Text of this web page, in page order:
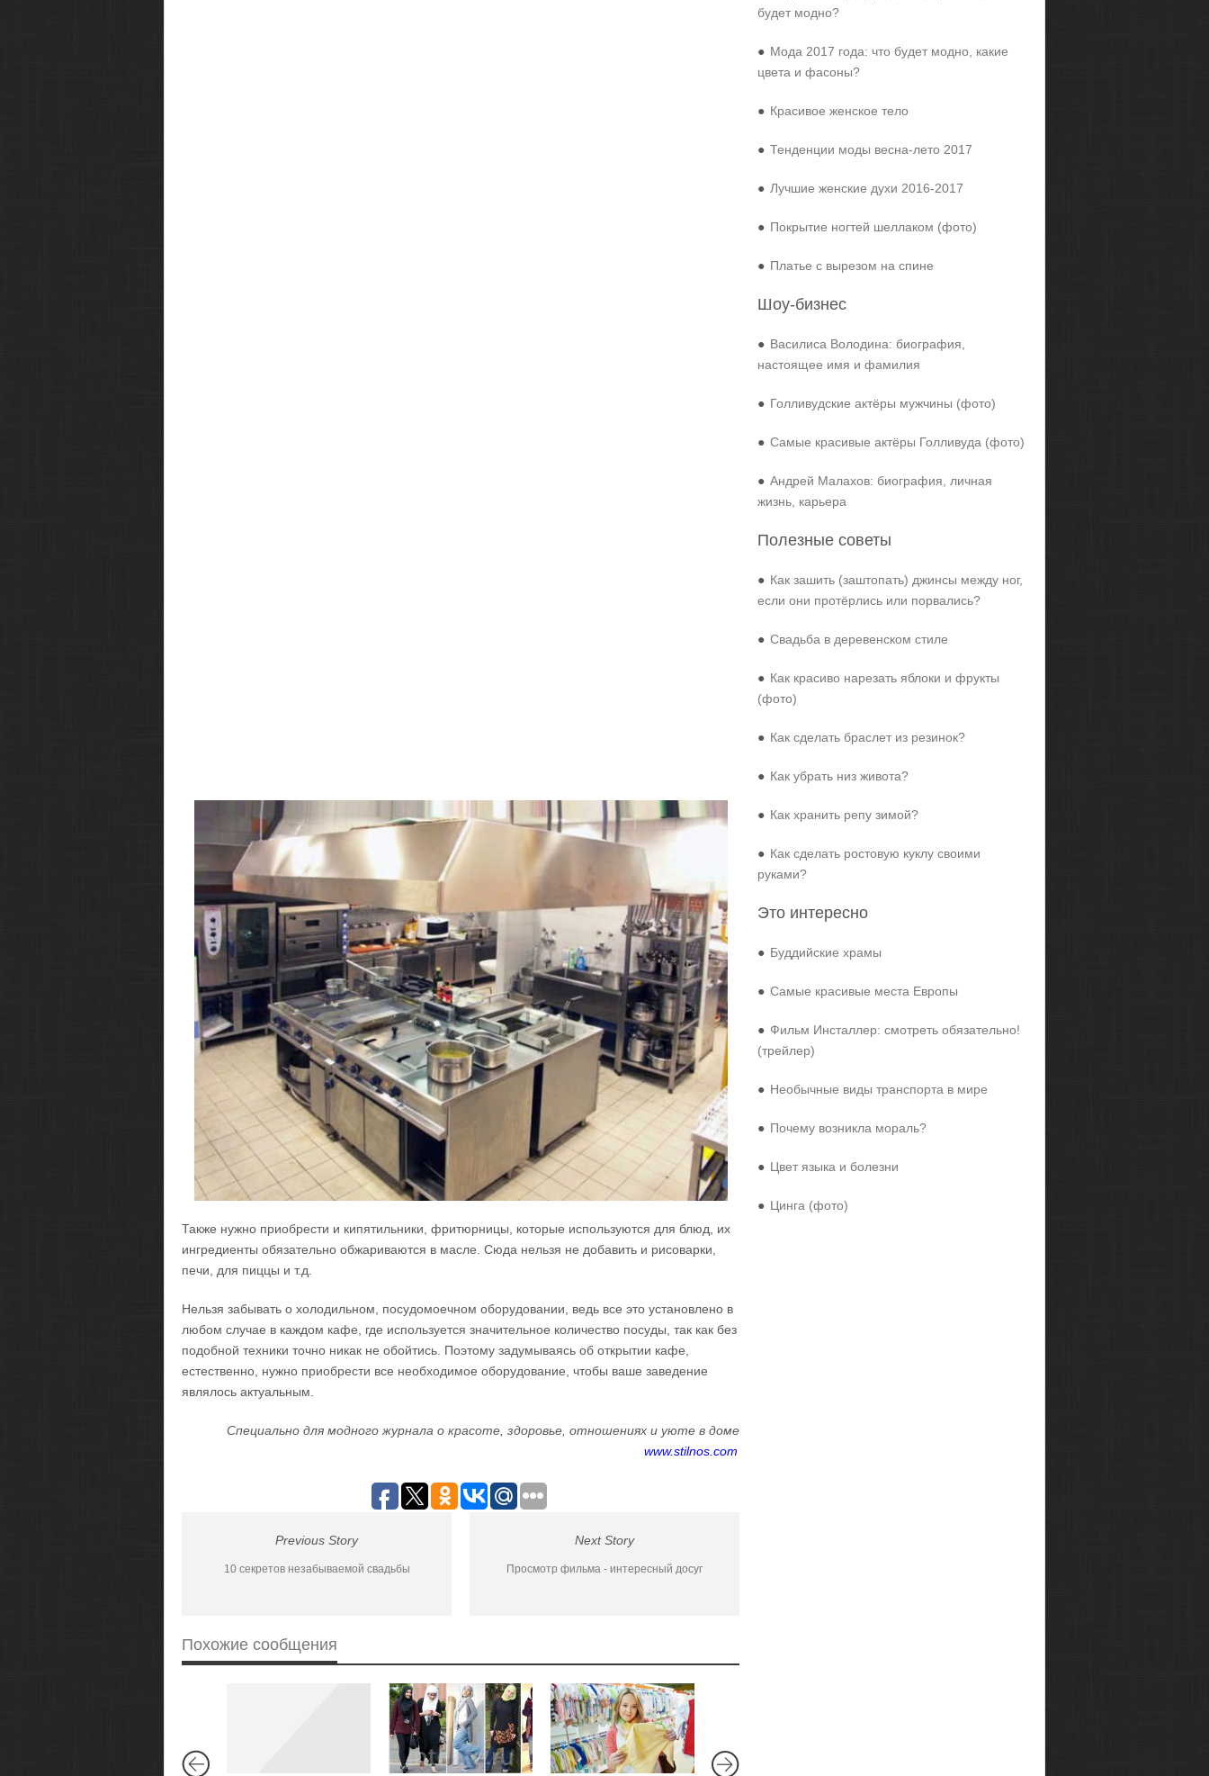
Также нужно приобрести и кипятильники, фритюрницы, которые используются для блюд, их
ингредиенты обязательно обжариваются в масле. Сюда нельзя не добавить и рисоварки,
печи, для пиццы и т.д.
Нельзя забывать о холодильном, посудомоечном оборудовании, ведь все это установлено в
любом случае в каждом кафе, где используется значительное количество посуды, так как без
подобной техники точно никак не обойтись. Поэтому задумываясь об открытии кафе,
естественно, нужно приобрести все необходимое оборудование, чтобы ваше заведение
являлось актуальным.
Специально для модного журнала о красоте, здоровье, отношениях и уюте в доме
www.stilnos.com
Previous Story
10 секретов незабываемой свадьбы
Next Story
Просмотр фильма - интересный досуг
Похожие сообщения
будет модно?
● Мода 2017 года: что будет модно, какие
цвета и фасоны?
● Красивое женское тело
● Тенденции моды весна-лето 2017
● Лучшие женские духи 2016-2017
● Покрытие ногтей шеллаком (фото)
● Платье с вырезом на спине
Шоу-бизнес
● Василиса Володина: биография,
настоящее имя и фамилия
● Голливудские актёры мужчины (фото)
● Самые красивые актёры Голливуда (фото)
● Андрей Малахов: биография, личная
жизнь, карьера
Полезные советы
● Как зашить (заштопать) джинсы между ног,
если они протёрлись или порвались?
● Свадьба в деревенском стиле
● Как красиво нарезать яблоки и фрукты
(фото)
● Как сделать браслет из резинок?
● Как убрать низ живота?
● Как хранить репу зимой?
● Как сделать ростовую куклу своими
руками?
Это интересно
● Буддийские храмы
● Самые красивые места Европы
● Фильм Инсталлер: смотреть обязательно!
(трейлер)
● Необычные виды транспорта в мире
● Почему возникла мораль?
● Цвет языка и болезни
● Цинга (фото)